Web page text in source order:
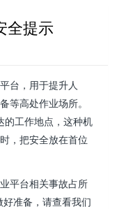
全提示
台，用于提升人
等高处作业场所。
的工作地点，这种机
，把安全放在首位
平台相关事故占所
准备，请查看我们